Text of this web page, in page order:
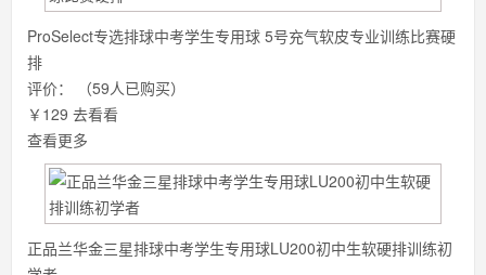
ProSelect专选排球中考学生专用球 5号充气软皮专业训练比赛硬
排
评价：
（59人已购买）
￥129 去看看
查看更多
正品兰华金三星排球中考学生专用球LU200初中生软硬排训练初